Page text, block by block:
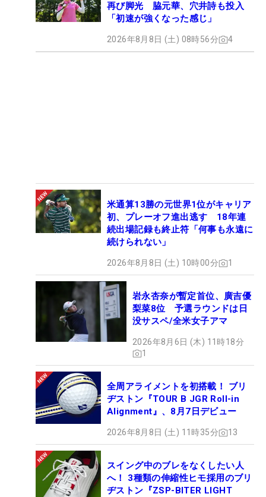
再び脚光 脇元華、穴井詩も投入
「初速が強くなった感じ」
2026年8月8日 (土) 08時56分 4
米通算13勝の元世界1位がキャリア
初、プレーオフ進出逃す 18年連
続出場記録も終止符「何事も永遠に
続けられない」
2026年8月8日 (土) 10時00分 1
岩永杏奈が暫定首位、廣吉優
梨菜8位 予選ラウンドは日
没サスペ/全米女子アマ
2026年8月6日 (木) 11時18分
1
全周アライメントを初搭載！ ブリ
ヂストン『TOUR B JGR Roll-in
Alignment』、8月7日デビュー
2026年8月8日 (土) 11時35分 13
スイング中のブレをなくしたい人
へ！ 3種類の伸縮性ヒモ採用のブリ
ヂストン『ZSP-BITER LIGHT